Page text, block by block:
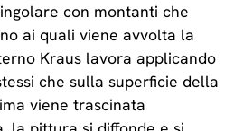
con montanti che
ai quali viene avvolta la
Kraus lavora applicando
che sulla superficie della
viene trascinata